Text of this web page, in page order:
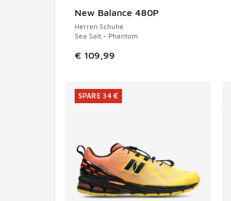
New Balance 480P
Herren Schuhe
Sea Salt - Phantom
€ 109,99
SPARE 34 €